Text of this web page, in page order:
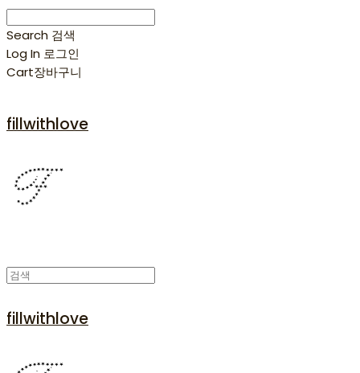
Search 검색
Log In 로그인
Cart장바구니
fillwithlove
fillwithlove